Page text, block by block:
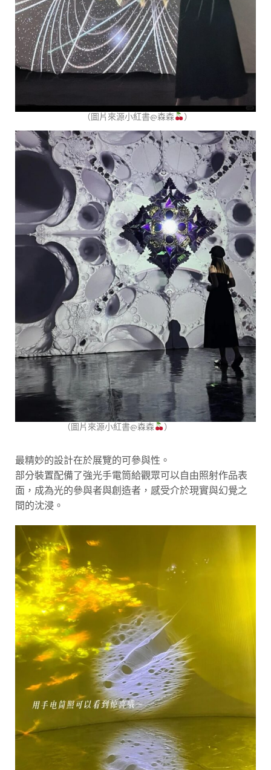
（圖片來源小紅書@森森 ）
（圖片來源小紅書@森森 ）
最精妙的設計在於展覽的可參與性。
部分裝置配備了強光手電筒給觀眾可以自由照射作品表
面，成為光的參與者與創造者，感受介於現實與幻覺之
間的沈浸。